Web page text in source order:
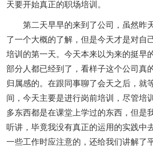
天要开始真正的职场培训。
第二天早早的来到了公司，虽然昨
了一个大概的了解，但是今天才是对自
培训的第一天。今天本来以为来的挺早
部分人都已经到了，看样子这个公司真
归属感的。在跟同事聊了会天之后，就
间，今天主要是进行岗前培训，尽管培
多东西都是在课堂上学过的东西，但是
听讲，毕竟我没有真正的运用的实践中
一些工作时应注意的，还给我们讲解了